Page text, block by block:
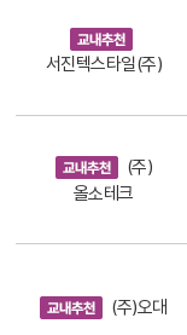
서진텍스타일(주)
(주)
올소테크
(주)오대